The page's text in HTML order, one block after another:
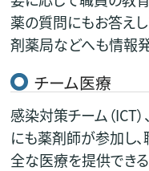
薬の質問にもお答え
剤薬局などへも情報発
チーム医療
感染対策チーム（ICT
にも薬剤師が参加し
全な医療を提供できる